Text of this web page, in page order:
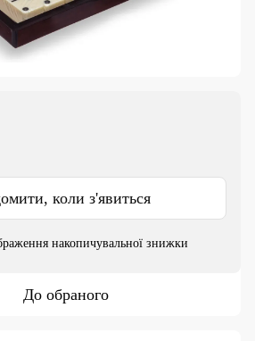
коли з'явиться
накопичувальної знижки
До обраного